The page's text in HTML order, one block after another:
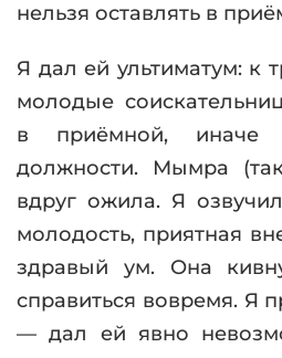
нельзя оставлять в
Я дал ей ультиматум: к
молодые
в приёмной, иначе
должности. Мымра
вдруг ожила. Я
молодость, приятная
здравый ум. Она
справиться вовремя. Я
— дал ей явно